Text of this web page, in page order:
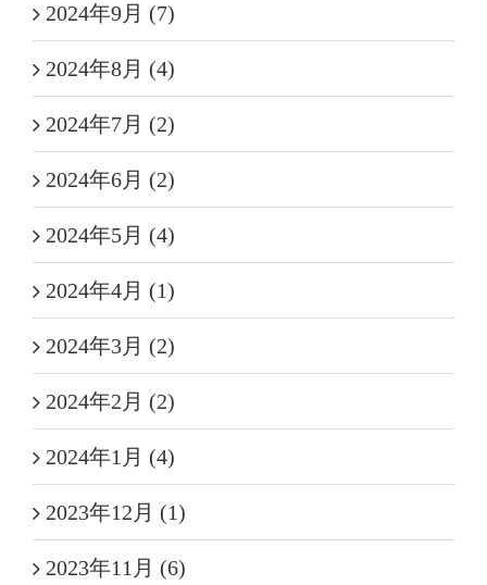
2024年9月 (7)
2024年8月 (4)
2024年7月 (2)
2024年6月 (2)
2024年5月 (4)
2024年4月 (1)
2024年3月 (2)
2024年2月 (2)
2024年1月 (4)
2023年12月 (1)
2023年11月 (6)